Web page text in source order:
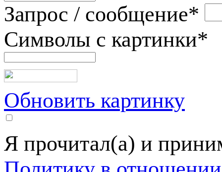
Запрос / сообщение*
Символы с картинки*
Обновить картинку
Я прочитал(а) и